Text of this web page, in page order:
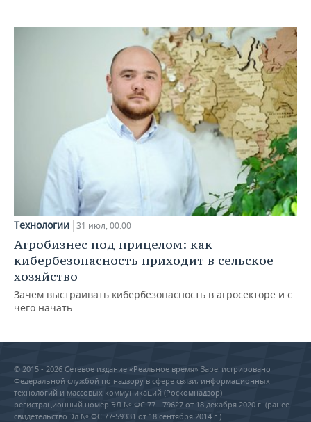
Технологии 31 июл, 00:00
Агробизнес под прицелом: как
кибербезопасность приходит в сельское
хозяйство
Зачем выстраивать кибербезопасность в агросекторе и с
чего начать
© 2015 - 2026 Сетевое издание «Реальное время» Зарегистрировано
Федеральной службой по надзору в сфере связи, информационных
технологий и массовых коммуникаций (Роскомнадзор) –
регистрационный номер ЭЛ № ФС 77 - 79627 от 18 декабря 2020 г. (ранее
свидетельство Эл № ФС 77-59331 от 18 сентября 2014 г.)